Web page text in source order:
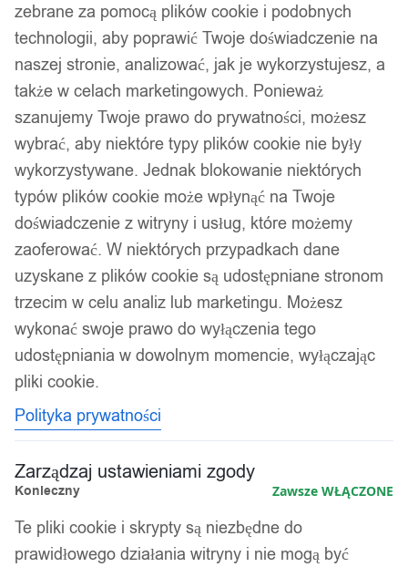
zebrane za pomocą plików cookie i podobnych
technologii, aby poprawić Twoje doświadczenie na
naszej stronie, analizować, jak je wykorzystujesz, a
także w celach marketingowych. Ponieważ
szanujemy Twoje prawo do prywatności, możesz
wybrać, aby niektóre typy plików cookie nie były
wykorzystywane. Jednak blokowanie niektórych
typów plików cookie może wpłynąć na Twoje
doświadczenie z witryny i usług, które możemy
zaoferować. W niektórych przypadkach dane
uzyskane z plików cookie są udostępniane stronom
trzecim w celu analiz lub marketingu. Możesz
wykonać swoje prawo do wyłączenia tego
udostępniania w dowolnym momencie, wyłączając
pliki cookie.
Polityka prywatności
Zarządzaj ustawieniami zgody
Konieczny Zawsze WŁĄCZONE
Te pliki cookie i skrypty są niezbędne do
prawidłowego działania witryny i nie mogą być